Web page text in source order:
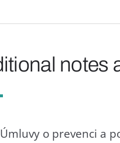
notes
o prevenci a